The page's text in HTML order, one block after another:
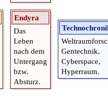
Endyra
Das
Leben
nach dem
Untergang
bzw.
Absturz.
Gentechnik,
Cyberspace,
Hyperraum.